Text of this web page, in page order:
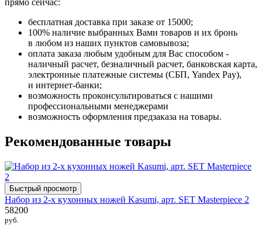
прямо сейчас:
бесплатная доставка при заказе от 15000;
100% наличие выбранных Вами товаров и их бронь
в любом из наших пунктов самовывоза;
оплата заказа любым удобным для Вас способом -
наличный расчет, безналичный расчет, банковская карта,
электронные платежные системы (СБП, Yandex Pay),
и интернет-банки;
возможность проконсультироваться с нашими
профессиональными менеджерами
возможность оформления предзаказа на товары.
Рекомендованные товары
Быстрый просмотр
Набор из 2-х кухонных ножей Kasumi, арт. SET Masterpiece 2
58200
руб.